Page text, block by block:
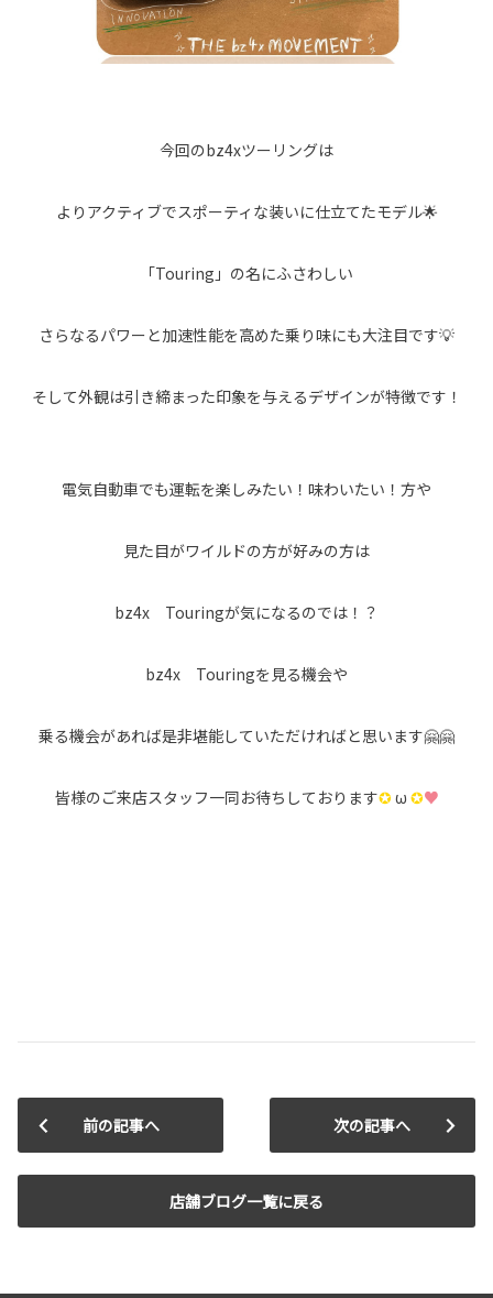
今回のbz4xツーリングは
よりアクティブでスポーティな装いに仕立てたモデル🌟
「Touring」の名にふさわしい
さらなるパワーと加速性能を高めた乗り味にも大注目です💡
そして外観は引き締まった印象を与えるデザインが特徴です！
電気自動車でも運転を楽しみたい！味わいたい！方や
見た目がワイルドの方が好みの方は
bz4x Touringが気になるのでは！？
bz4x Touringを見る機会や
乗る機会があれば是非堪能していただければと思います🤗🤗
皆様のご来店スタッフ一同お待ちしております✪ω✪♥
前の記事へ
店舗ブログ一覧に戻る
次の記事へ